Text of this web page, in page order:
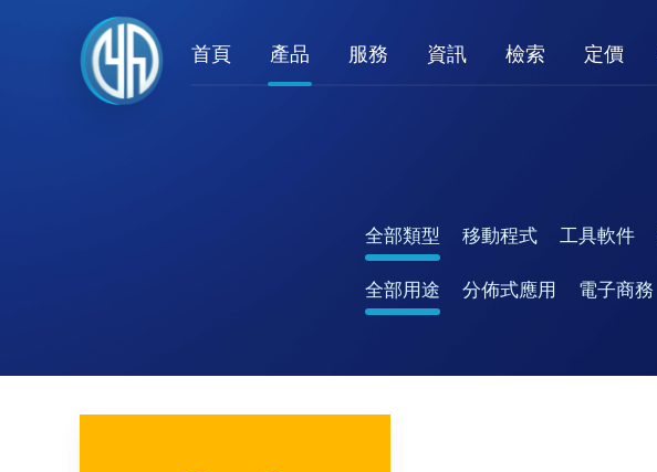
首頁 產品 服務 資訊 檢索 定價
全部類型 移動程式 工具軟件
全部用途 分佈式應用 電子商務